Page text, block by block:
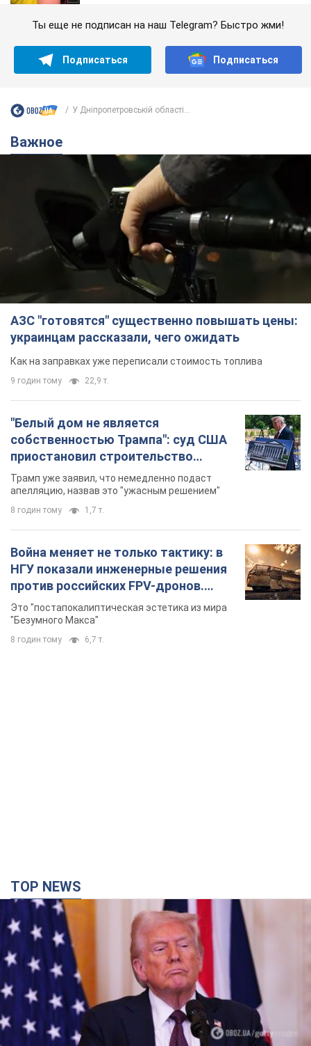
Ты еще не подписан на наш Telegram? Быстро жми!
Подписаться Подписаться
У Дніпропетровській області...
Важное
АЗС "готовятся" существенно повышать цены:
украинцам рассказали, чего ожидать
Как на заправках уже переписали стоимость топлива
9 годин тому 22,9 т.
"Белый дом не является
собственностью Трампа": суд США
приостановил строительство
бального зала стоимостью 400 млн
долларов
Трамп уже заявил, что немедленно подаст
апелляцию, назвав это "ужасным решением"
8 годин тому 1,7 т.
Война меняет не только тактику: в
НГУ показали инженерные решения
против российских FPV-дронов.
Фото
Это "постапокалиптическая эстетика из мира
"Безумного Макса"
8 годин тому 6,7 т.
TOP NEWS